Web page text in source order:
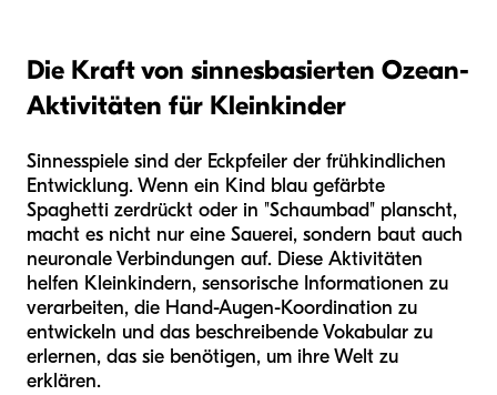
Die Kraft von sinnesbasierten Ozean-
Aktivitäten für Kleinkinder
Sinnesspiele sind der Eckpfeiler der frühkindlichen
Entwicklung. Wenn ein Kind blau gefärbte
Spaghetti zerdrückt oder in "Schaumbad" planscht,
macht es nicht nur eine Sauerei, sondern baut auch
neuronale Verbindungen auf. Diese Aktivitäten
helfen Kleinkindern, sensorische Informationen zu
verarbeiten, die Hand-Augen-Koordination zu
entwickeln und das beschreibende Vokabular zu
erlernen, das sie benötigen, um ihre Welt zu
erklären.